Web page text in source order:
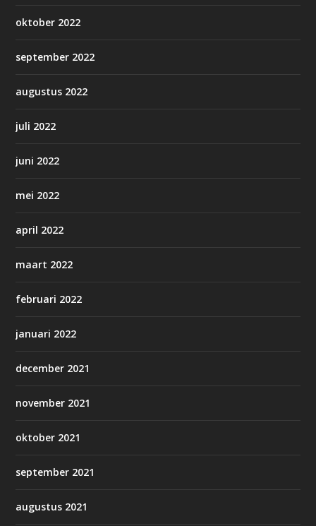
oktober 2022
september 2022
augustus 2022
juli 2022
juni 2022
mei 2022
april 2022
maart 2022
februari 2022
januari 2022
december 2021
november 2021
oktober 2021
september 2021
augustus 2021